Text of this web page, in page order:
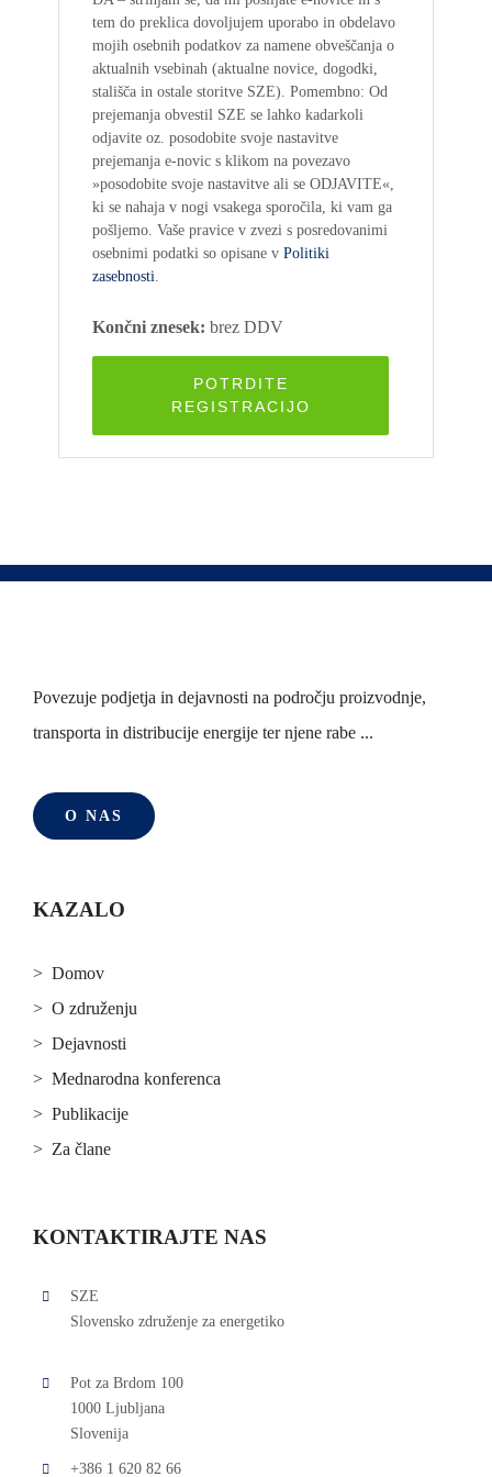
tem do preklica dovoljujem uporabo in obdelavo
mojih osebnih podatkov za namene obveščanja o
aktualnih vsebinah (aktualne novice, dogodki,
stališča in ostale storitve SZE). Pomembno: Od
prejemanja obvestil SZE se lahko kadarkoli
odjavite oz. posodobite svoje nastavitve
prejemanja e-novic s klikom na povezavo
»posodobite svoje nastavitve ali se ODJAVITE«,
ki se nahaja v nogi vsakega sporočila, ki vam ga
pošljemo. Vaše pravice v zvezi s posredovanimi
osebnimi podatki so opisane vPolitiki
zasebnosti.
Končni znesek: brez DDV
POTRDITE
REGISTRACIJO
Povezuje podjetja in dejavnosti na področju proizvodnje,
transporta in distribucije energije ter njene rabe ...
O NAS
KAZALO
> Domov
> O združenju
> Dejavnosti
> Mednarodna konferenca
> Publikacije
> Za člane
KONTAKTIRAJTE NAS
SZE
Slovensko združenje za energetiko
Pot za Brdom 100
1000 Ljubljana
Slovenija
+386 1 620 82 66